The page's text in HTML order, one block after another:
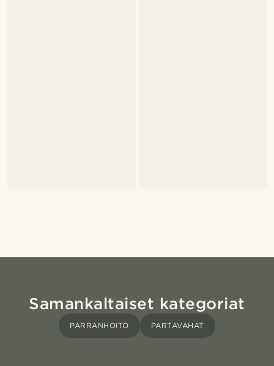
Samankaltaiset kategoriat
PARRANHOITO PARTAVAHAT